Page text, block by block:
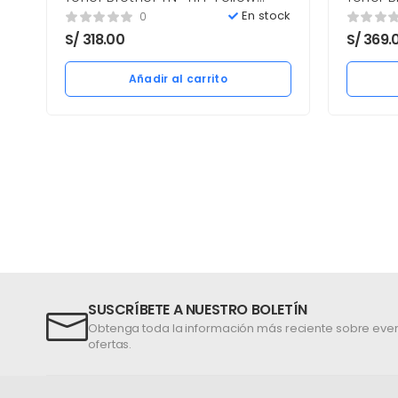
1,800 paginas Nuevo
0 En stock
S/ 318.00
Añadir al carrito
1,300
S/
SUSCRÍBETE A NUESTRO BOLETÍN
Obtenga toda la información más reciente sobre
ofertas.